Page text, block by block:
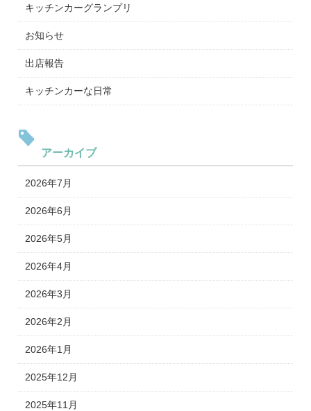
キッチンカーグランプリ
お知らせ
出店報告
キッチンカーな日常
アーカイブ
2026年7月
2026年6月
2026年5月
2026年4月
2026年3月
2026年2月
2026年1月
2025年12月
2025年11月